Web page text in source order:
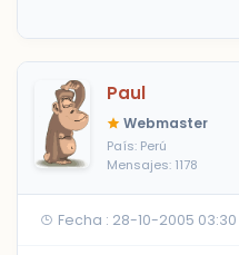
Paul
Webmaster
País: Perú
Mensajes: 1178
Fecha : 28-10-2005